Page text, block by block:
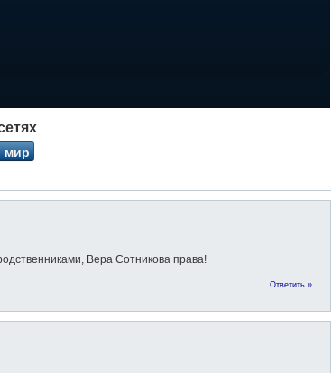
мир
Вера Сотникова права!
Ответить »